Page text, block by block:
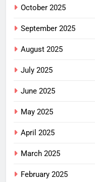
October 2025
September 2025
August 2025
July 2025
June 2025
May 2025
April 2025
March 2025
February 2025